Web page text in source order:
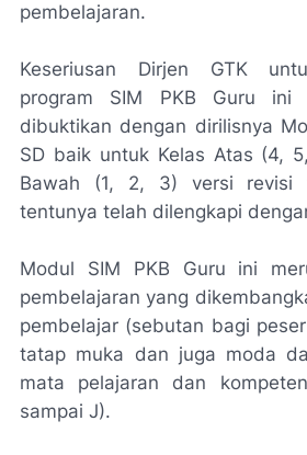
pembelajaran.
Keseriusan Dirjen GTK
program SIM PKB Guru ini
dibuktikan dengan dirilisnya
SD baik untuk Kelas Atas (4,
Bawah (1, 2, 3) versi revisi
tentunya telah dilengkapi
Modul SIM PKB Guru ini
pembelajaran yang
pembelajar (sebutan bagi
tatap muka dan juga moda
mata pelajaran dan
sampai J).